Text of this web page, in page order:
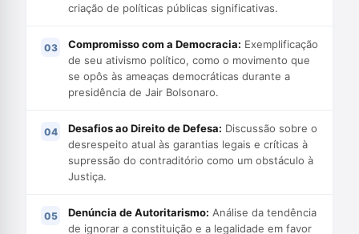
criação de políticas públicas significativas.
Compromisso com a Democracia: Exemplificação
de seu ativismo político, como o movimento que
se opôs às ameaças democráticas durante a
presidência de Jair Bolsonaro.
Desafios ao Direito de Defesa: Discussão sobre o
desrespeito atual às garantias legais e críticas à
supressão do contraditório como um obstáculo à
Justiça.
Denúncia de Autoritarismo: Análise da tendência
de ignorar a constituição e a legalidade em favor